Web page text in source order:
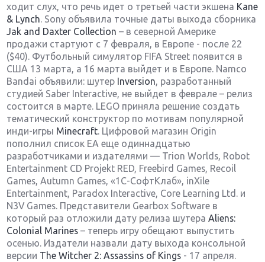
ходит слух, что речь идет о третьей части экшена Kane
& Lynch. Sony объявила точные даты выхода сборника
Jak and Daxter Collection – в северной Америке
продажи стартуют с 7 февраля, в Европе - после 22
($40). Футбольный симулятор FIFA Street появится в
США 13 марта, а 16 марта выйдет и в Европе. Namco
Bandai объявили: шутер Inversion, разработанный
студией Saber Interactive, не выйдет в феврале – релиз
состоится в марте. LEGO приняла решение создать
тематический конструктор по мотивам популярной
инди-игры Minecraft. Цифровой магазин Origin
пополнил список ЕА еще одиннадцатью
разработчиками и издателями — Trion Worlds, Robot
Entertainment CD Projekt RED, Freebird Games, Recoil
Games, Autumn Games, «1С-СофтКлаб», inXile
Entertainment, Paradox Interactive, Core Learning Ltd. и
N3V Games. Представители Gearbox Software в
который раз отложили дату релиза шутераAliens:
Colonial Marines – теперь игру обещают выпустить
осенью. Издатели назвали дату выхода консольной
версии The Witcher 2: Assassins of Kings - 17 апреля.